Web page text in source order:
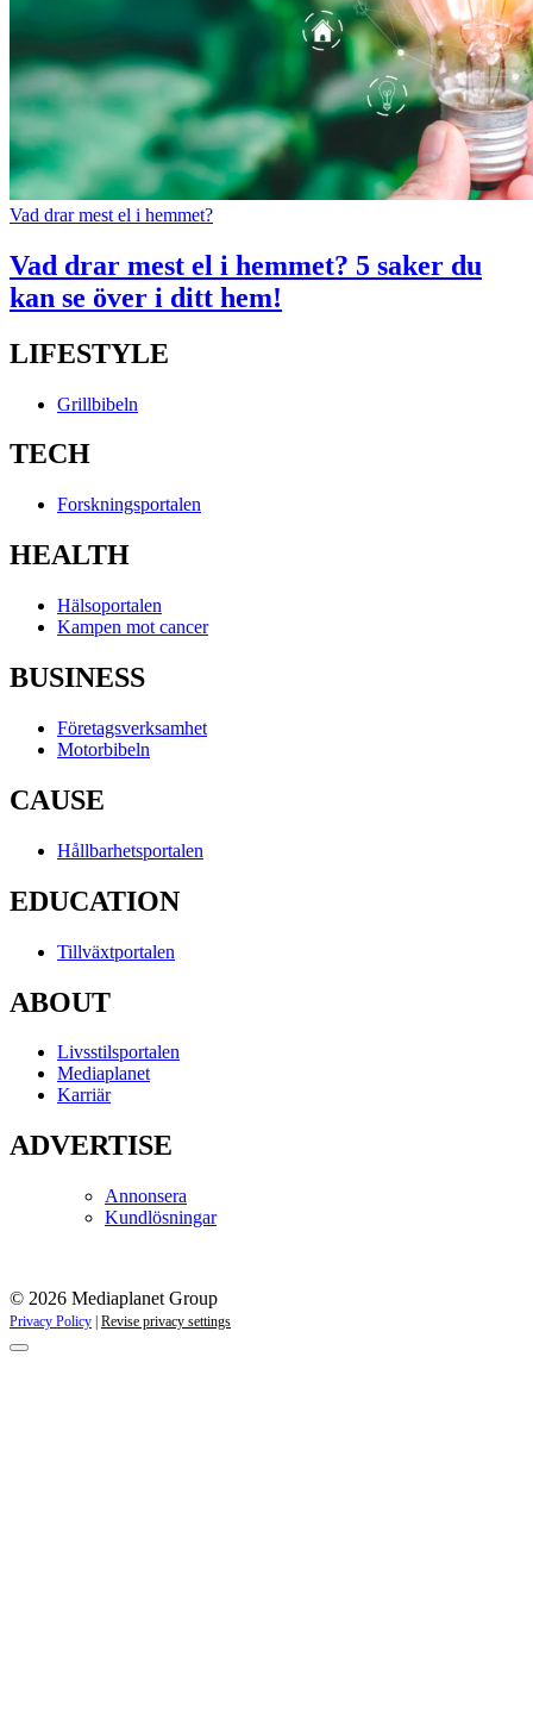
Vad drar mest el i hemmet?
Vad drar mest el i hemmet? 5 saker du
kan se över i ditt hem!
LIFESTYLE
Grillbibeln
TECH
Forskningsportalen
HEALTH
Hälsoportalen
Kampen mot cancer
BUSINESS
Företagsverksamhet
Motorbibeln
CAUSE
Hållbarhetsportalen
EDUCATION
Tillväxtportalen
ABOUT
Livsstilsportalen
Mediaplanet
Karriär
ADVERTISE
Annonsera
Kundlösningar
© 2026 Mediaplanet Group
Privacy Policy Revise privacy settings